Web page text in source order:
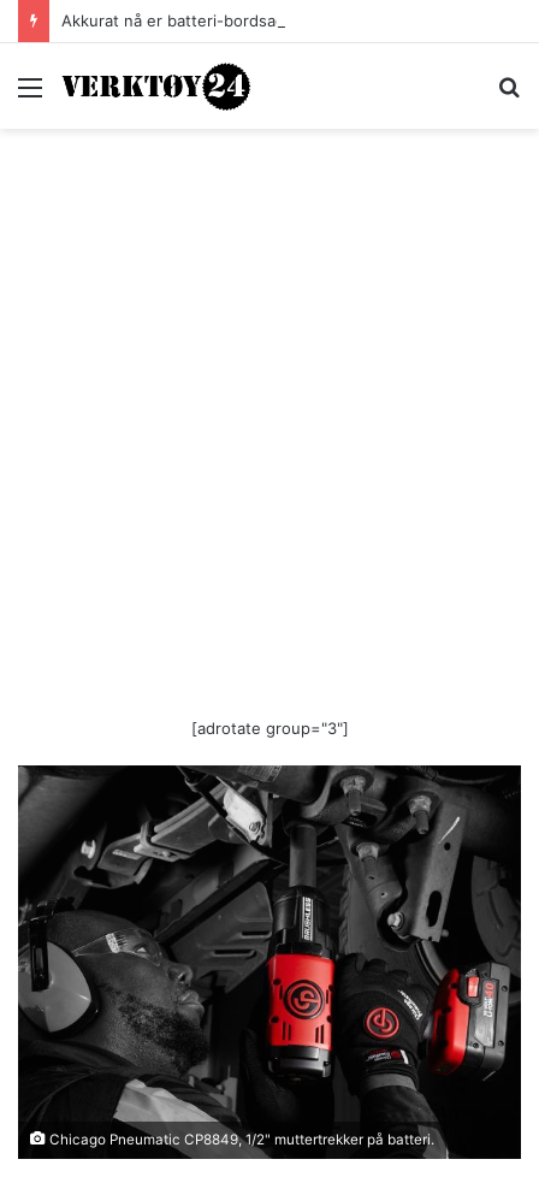
Akkurat nå er batteri-bordsaga til Festool billigere
Meny
[adrotate group="3"]
Chicago Pneumatic CP8849, 1/2" muttertrekker på batteri.